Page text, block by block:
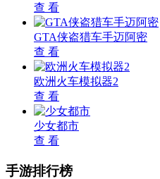
查 看
GTA侠盗猎车手迈阿密
查 看
欧洲火车模拟器2
查 看
少女都市
查 看
手游排行榜